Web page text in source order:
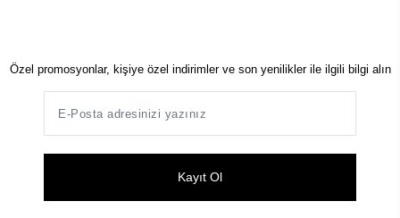
Özel promosyonlar, kişiye özel indirimler ve son yenilikler ile ilgili bilgi alın
Kayıt Ol